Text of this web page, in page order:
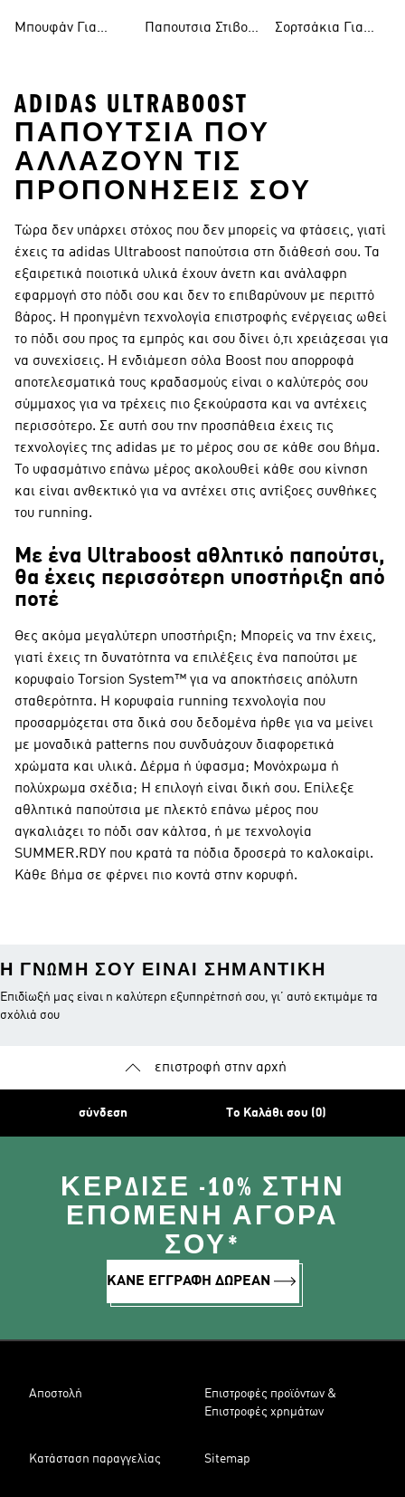
Μπουφάν Για
Παπουτσια Στιβου
Σορτσάκια Για
ADIDAS ULTRABOOST
ΠΑΠΟΎΤΣΙΑ ΠΟΥ
ΑΛΛΆΖΟΥΝ ΤΙΣ
ΠΡΟΠΟΝΉΣΕΙΣ ΣΟΥ
Τώρα δεν υπάρχει στόχος που δεν μπορείς να φτάσεις, γιατί
έχεις τα adidas Ultraboost παπούτσια στη διάθεσή σου. Τα
εξαιρετικά ποιοτικά υλικά έχουν άνετη και ανάλαφρη
εφαρμογή στο πόδι σου και δεν το επιβαρύνουν με περιττό
βάρος. Η προηγμένη τεχνολογία επιστροφής ενέργειας ωθεί
το πόδι σου προς τα εμπρός και σου δίνει ό,τι χρειάζεσαι για
να συνεχίσεις. Η ενδιάμεση σόλα Boost που απορροφά
αποτελεσματικά τους κραδασμούς είναι ο καλύτερός σου
σύμμαχος για να τρέχεις πιο ξεκούραστα και να αντέχεις
περισσότερο. Σε αυτή σου την προσπάθεια έχεις τις
τεχνολογίες της adidas με το μέρος σου σε κάθε σου βήμα.
Το υφασμάτινο επάνω μέρος ακολουθεί κάθε σου κίνηση
και είναι ανθεκτικό για να αντέχει στις αντίξοες συνθήκες
του running.
Με ένα Ultraboost αθλητικό παπούτσι,
θα έχεις περισσότερη υποστήριξη από
ποτέ
Θες ακόμα μεγαλύτερη υποστήριξη; Μπορείς να την έχεις,
γιατί έχεις τη δυνατότητα να επιλέξεις ένα παπούτσι με
κορυφαίο Torsion System™ για να αποκτήσεις απόλυτη
σταθερότητα. Η κορυφαία running τεχνολογία που
προσαρμόζεται στα δικά σου δεδομένα ήρθε για να μείνει
με μοναδικά patterns που συνδυάζουν διαφορετικά
χρώματα και υλικά. Δέρμα ή ύφασμα; Μονόχρωμα ή
πολύχρωμα σχέδια; Η επιλογή είναι δική σου. Επίλεξε
αθλητικά παπούτσια με πλεκτό επάνω μέρος που
αγκαλιάζει το πόδι σαν κάλτσα, ή με τεχνολογία
SUMMER.RDY που κρατά τα πόδια δροσερά το καλοκαίρι.
Κάθε βήμα σε φέρνει πιο κοντά στην κορυφή.
Η ΓΝΏΜΗ ΣΟΥ ΕΊΝΑΙ ΣΗΜΑΝΤΙΚΉ
Επιδίωξή μας είναι η καλύτερη εξυπηρέτησή σου, γι’ αυτό εκτιμάμε τα
σχόλιά σου
επιστροφή στην αρχή
σύνδεση Το Καλάθι σου (0)
ΚΈΡΔΙΣΕ -10% ΣΤΗΝ
ΕΠΌΜΕΝΗ ΑΓΟΡΆ
ΣΟΥ*
ΚΑΝΕ ΕΓΓΡΑΦΗ ΔΩΡΕΑΝ
Αποστολή
Επιστροφές προϊόντων &
Επιστροφές χρημάτων
Κατάσταση παραγγελίας Sitemap